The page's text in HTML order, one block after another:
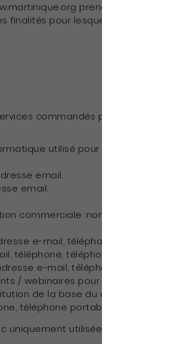
prend toutes les
finalités pour lesquelles https://
commandés par l’utilisateur :
utilisé pour la navigation,
email.
email.
commerciale :nom, prenom, adresse
e-mail, téléphone, téléphone
téléphone, téléphone portable,
e-mail, téléphone, téléphone
/ webinaires pour son compte et/ou
de la base du client en cas de
téléphone portable, adresse.
utilisées par nécessité ou